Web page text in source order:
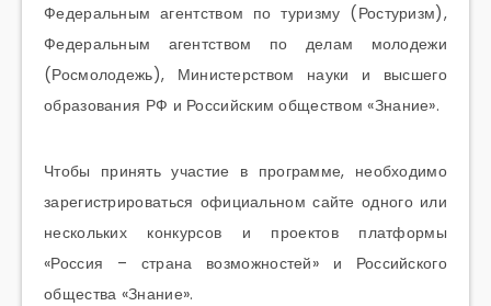
Федеральным агентством по туризму (Ростуризм),
Федеральным агентством по делам молодежи
(Росмолодежь), Министерством науки и высшего
образования РФ и Российским обществом «Знание».
Чтобы принять участие в программе, необходимо
зарегистрироваться официальном сайте одного или
нескольких конкурсов и проектов платформы
«Россия – страна возможностей» и Российского
общества «Знание».